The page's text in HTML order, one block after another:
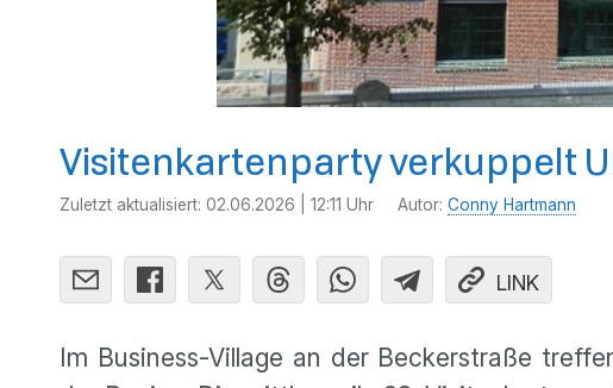
Visitenkartenparty verkuppelt
Zuletzt aktualisiert: 02.06.2026 | 12:11 Uhr Autor: Conny Hartmann
LINK
Im Business-Village an der Beckerstraße